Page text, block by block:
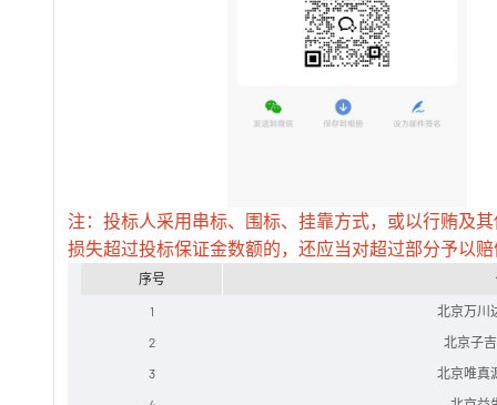
注：投标人采用串标、围标、挂靠方式，或以行贿及
损失超过投标保证金数额的，还应当对超过部分予以